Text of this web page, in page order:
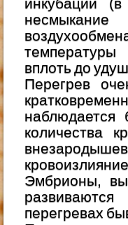
инкубации
вплоть до
Перегрев
наблюдается
количества
Эмбрионы,
перегревах